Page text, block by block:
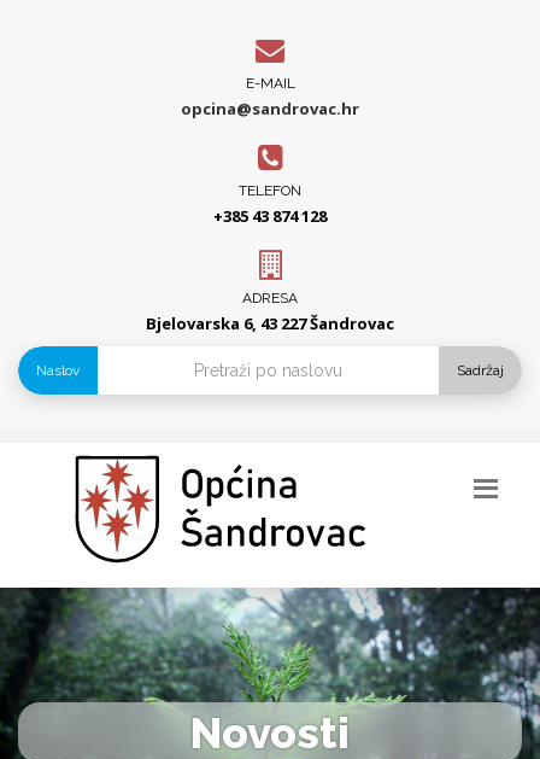
E-MAIL
opcina@sandrovac.hr
TELEFON
+385 43 874 128
ADRESA
Bjelovarska 6, 43 227 Šandrovac
Naslov Sadržaj
Novosti